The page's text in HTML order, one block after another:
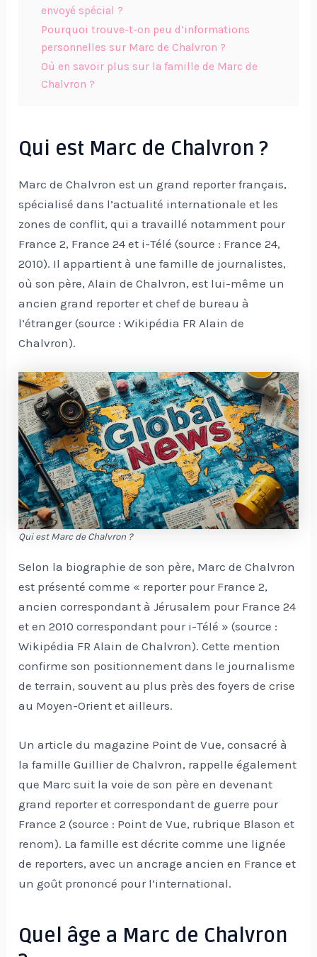
envoyé spécial ?
Pourquoi trouve-t-on peu d’informations
personnelles sur Marc de Chalvron ?
Où en savoir plus sur la famille de Marc de
Chalvron ?
Qui est Marc de Chalvron ?
Marc de Chalvron est un grand reporter français,
spécialisé dans l’actualité internationale et les
zones de conflit, qui a travaillé notamment pour
France 2, France 24 et i-Télé (source : France 24,
2010). Il appartient à une famille de journalistes,
où son père, Alain de Chalvron, est lui-même un
ancien grand reporter et chef de bureau à
l’étranger (source : Wikipédia FR Alain de
Chalvron).
Qui est Marc de Chalvron ?
Selon la biographie de son père, Marc de Chalvron
est présenté comme « reporter pour France 2,
ancien correspondant à Jérusalem pour France 24
et en 2010 correspondant pour i-Télé » (source :
Wikipédia FR Alain de Chalvron). Cette mention
confirme son positionnement dans le journalisme
de terrain, souvent au plus près des foyers de crise
au Moyen-Orient et ailleurs.
Un article du magazine Point de Vue, consacré à
la famille Guillier de Chalvron, rappelle également
que Marc suit la voie de son père en devenant
grand reporter et correspondant de guerre pour
France 2 (source : Point de Vue, rubrique Blason et
renom). La famille est décrite comme une lignée
de reporters, avec un ancrage ancien en France et
un goût prononcé pour l’international.
Quel âge a Marc de Chalvron